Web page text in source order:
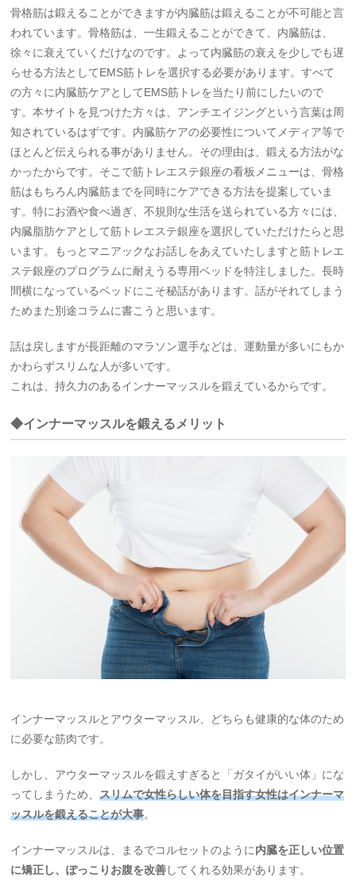
骨格筋は鍛えることができますが内臓筋は鍛えることが不可能と言
われています。骨格筋は、一生鍛えることができて、内臓筋は、
徐々に衰えていくだけなのです。よって内臓筋の衰えを少しでも遅
らせる方法としてEMS筋トレを選択する必要があります。すべて
の方々に内臓筋ケアとしてEMS筋トレを当たり前にしたいので
す。本サイトを見つけた方々は、アンチエイジングという言葉は周
知されているはずです。内臓筋ケアの必要性についてメディア等で
ほとんど伝えられる事がありません。その理由は、鍛える方法がな
かったからです。そこで筋トレエステ銀座の看板メニューは、骨格
筋はもちろん内臓筋までを同時にケアできる方法を提案していま
す。特にお酒や食べ過ぎ、不規則な生活を送られている方々には、
内臓脂肪ケアとして筋トレエステ銀座を選択していただけたらと思
います。もっとマニアックなお話しをあえていたしますと筋トレエ
ステ銀座のプログラムに耐えうる専用ベッドを特注しました。長時
間横になっているベッドにこそ秘話があります。話がそれてしまう
ためまた別途コラムに書こうと思います。
話は戻しますが長距離のマラソン選手などは、運動量が多いにもか
かわらずスリムな人が多いです。
これは、持久力のあるインナーマッスルを鍛えているからです。
◆インナーマッスルを鍛えるメリット
インナーマッスルとアウターマッスル、どちらも健康的な体のため
に必要な筋肉です。
しかし、アウターマッスルを鍛えすぎると「ガタイがいい体」にな
ってしまうため、スリムで女性らしい体を目指す女性はインナーマ
ッスルを鍛えることが大事。
インナーマッスルは、まるでコルセットのように内臓を正しい位置
に矯正し、ぽっこりお腹を改善してくれる効果があります。